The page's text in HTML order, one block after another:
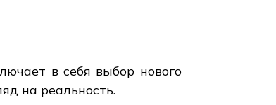
в себя выбор нового
на реальность.